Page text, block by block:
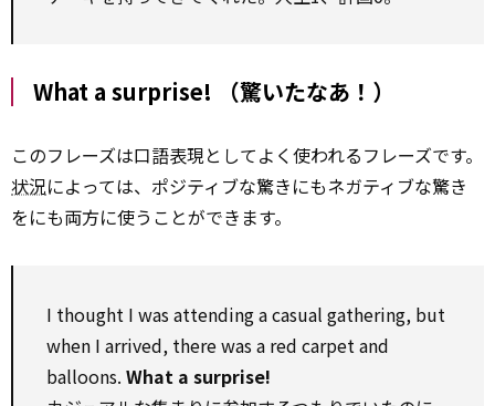
What a surprise! （驚いたなあ！）
このフレーズは口語表現としてよく使われるフレーズです。
状況によっては、ポジティブな驚きにもネガティブな驚き
をにも両方に使うことができます。
I thought I was attending a casual gathering, but
when I arrived, there was a red carpet and
balloons. What a surprise!